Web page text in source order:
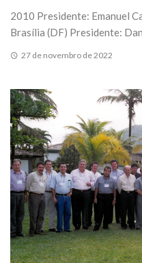
2010 Presidente: Emanuel
Brasília (DF) Presidente:
27 de novembro de 2022